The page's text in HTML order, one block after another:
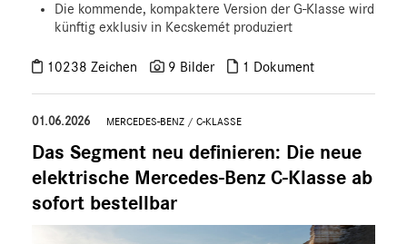
Die kommende, kompaktere Version der G-Klasse wird
künftig exklusiv in Kecskemét produziert
10238 Zeichen 9 Bilder 1 Dokument
01.06.2026 MERCEDES-BENZ / C-KLASSE
Das Segment neu definieren: Die neue
elektrische Mercedes-Benz C-Klasse ab
sofort bestellbar